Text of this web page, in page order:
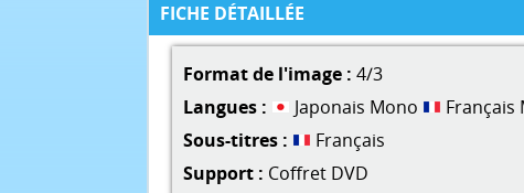
FICHE DÉTAILLÉE
Format de l'image : 4/3
Langues :
Japonais Mono
Français
Sous-titres :
Français
Support : Coffret DVD